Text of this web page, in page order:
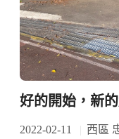
好的開始，新的
2022-02-11 西區